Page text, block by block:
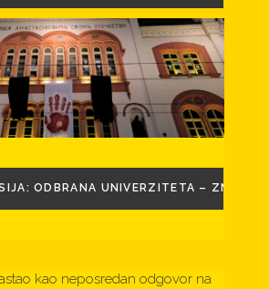
ODBRANA UNIVERZITETA –
kao neposredan odgovor na